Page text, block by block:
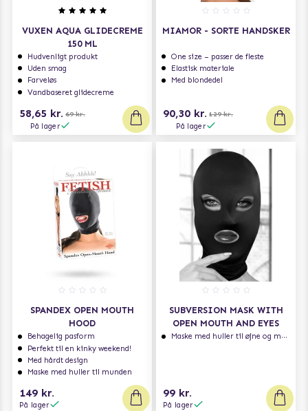
VUXEN AQUA GLIDECREME
150 ML
Hudvenligt produkt
Uden smag
Farveløs
Vandbaseret glidecreme
58,65 kr. 69 kr.
På lager
MIAMOR - SORTE HANDSKER
One size – passer de fleste
Elastisk materiale
Med blondedel
90,30 kr. 129 kr.
På lager
SPANDEX OPEN MOUTH
HOOD
Behagelig pasform
Perfekt til en kinky weekend!
Med hårdt design
Maske med huller til munden
149 kr.
På lager
SUBVERSION MASK WITH
OPEN MOUTH AND EYES
Maske med huller til øjne og mund
99 kr.
På lager